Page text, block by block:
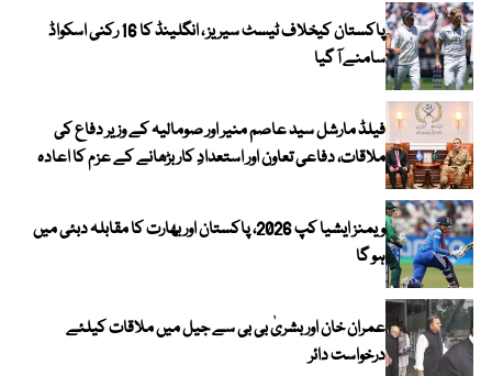
پاکستان کیخلاف ٹیسٹ سیریز ، انگلینڈ کا 16 رکنی اسکواڈ
سامنے آ گیا
فیلڈ مارشل سید عاصم منیر اور صومالیہ کے وزیر دفاع کی
ملاقات، دفاعی تعاون اور استعدادِ کار بڑھانے کے عزم کا اعادہ
ویمنز ایشیا کپ 2026، پاکستان اور بھارت کا مقابلہ دبئی میں
ہو گا
عمران خان اور بشریٰ بی بی سے جیل میں ملاقات کیلئے
درخواست دائر